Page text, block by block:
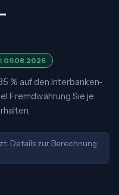
09.08.2026
% auf den Interbanken-
Fremdwährung Sie je
Details zur Berechnung